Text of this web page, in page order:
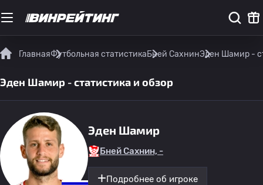
ГлавнаяФутбольная статистикаБней СахнинЭден Шамир -
Эден Шамир - статистика и обзор
Эден Шамир
Бней Сахнин, -
Подробнее об игроке